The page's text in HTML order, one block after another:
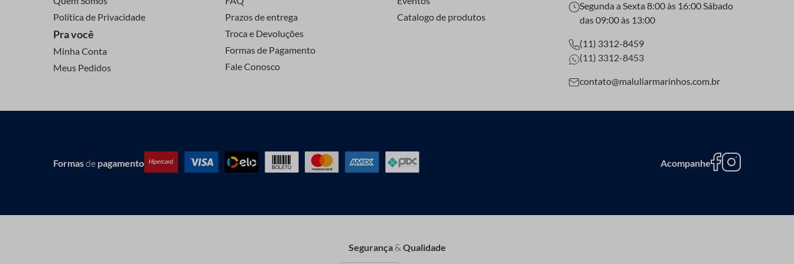
Política de Privacidade
Pra você
Minha Conta
Meus Pedidos
Prazos de entrega
Troca e Devoluções
Formas de Pagamento
Fale Conosco
Catalogo de produtos
Segunda a Sexta 8:00 às 16:00 Sábado
das 09:00 às 13:00
(11) 3312-8459
(11) 3312-8453
contato@maluliarmarinhos.com.br
Formasde pagamento Acompanhe
Segurança&Qualidade